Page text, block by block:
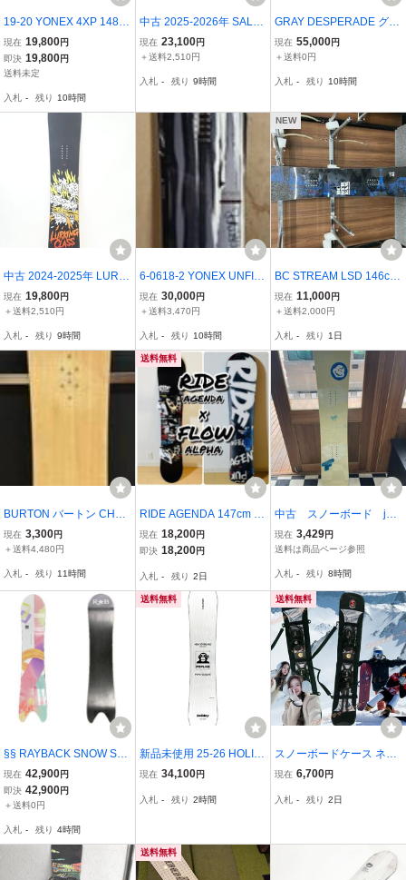
19-20 YONEX 4XP 148c
m ヨネックス Fourxp オ
ールラウンド パーク グラ
トリ 国産 スノーボード
3
現在 19,800円
即決 19,800円
送料未定
入札 - 残り 10時間
中古 2025-2026年 SALO
MON PULSE 149cm サロ
モン パルス スノーボード
現在 23,100円
＋送料2,510円
入札 - 残り 9時間
GRAY DESPERADE グレ
イ デスペラード
現在 55,000円
＋送料0円
入札 - 残り 10時間
中古 2024-2025年 LURKI
NG CLASS ラーキングク
ラス FIRE SKULL スノー
現在 19,800円
＋送料2,510円
入札 - 残り 9時間
6-0618-2 YONEX UNFIX
145 スノーボード スノ
ーボード板
現在 30,000円
＋送料3,470円
入札 - 残り 10時間
NEW
BC STREAM LSD 146cm
スノーボード板 店舗受取
可
現在 11,000円
＋送料2,000円
入札 - 残り 1日
BURTON バートン CHAR
GER スノーボード 148c
m
現在 3,300円
＋送料4,480円
入札 - 残り 11時間
送料無料
RIDE AGENDA 147cm FL
OW ALPHA Lサイズ スノ
ーボード
現在 18,200円
即決 18,200円
入札 - 残り 2日
中古 スノーボード jee
nyus ジーニアス 145c
m
現在 3,429円
送料は商品ページ参照
入札 - 残り 8時間
§§ RAYBACK SNOW SU
RFING スノーボード 4’1
0” 147.5cm 程度BC SWO
RDFISH マルチカラー 傷
現在 42,900円
即決 42,900円
＋送料0円
入札 - 残り 4時間
送料無料
新品未使用 25-26 HOLID
AY POPLIVE 147cm ユニ
現在 34,100円
入札 - 残り 2時間
送料無料
スノーボードケース ネオ
プレン素材 140/145/150/
ショルダー紐付き 滑走時
現在 6,700円
入札 - 残り 2日
送料無料